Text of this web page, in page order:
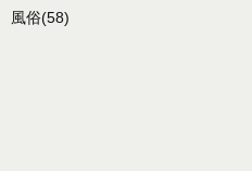
風俗(58)